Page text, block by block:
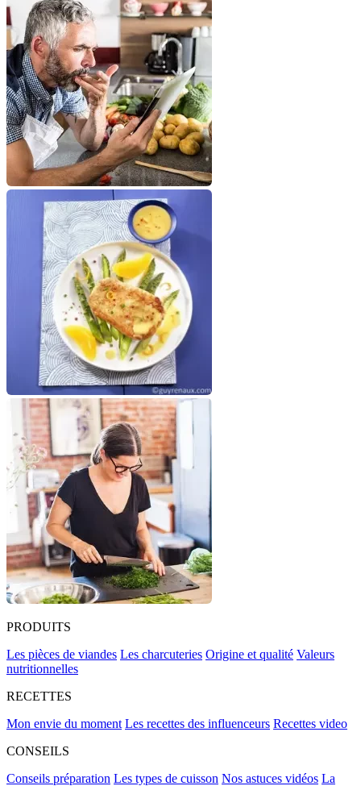
PRODUITS
Les pièces de viandes Les charcuteries Origine et qualité Valeurs
nutritionnelles
RECETTES
Mon envie du moment Les recettes des influenceurs Recettes video
CONSEILS
Conseils préparation Les types de cuisson Nos astuces vidéos La